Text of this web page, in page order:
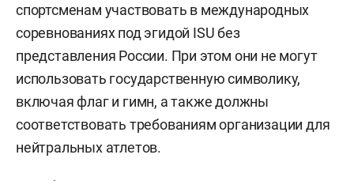
спортсменам участвовать в международных
соревнованиях под эгидой ISU без
представления России. При этом они не могут
использовать государственную символику,
включая флаг и гимн, а также должны
соответствовать требованиям организации для
нейтральных атлетов.